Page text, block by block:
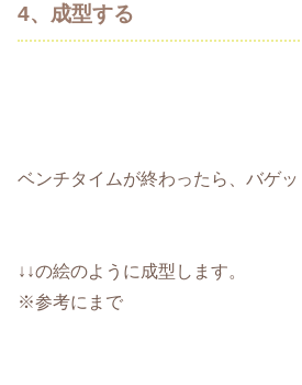
4、成型する
ベンチタイムが終わったら、バゲッ
↓↓の絵のように成型します。
※参考にまで